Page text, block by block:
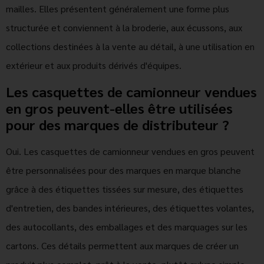
mailles. Elles présentent généralement une forme plus
structurée et conviennent à la broderie, aux écussons, aux
collections destinées à la vente au détail, à une utilisation en
extérieur et aux produits dérivés d'équipes.
Les casquettes de camionneur vendues
en gros peuvent-elles être utilisées
pour des marques de distributeur ?
Oui. Les casquettes de camionneur vendues en gros peuvent
être personnalisées pour des marques en marque blanche
grâce à des étiquettes tissées sur mesure, des étiquettes
d'entretien, des bandes intérieures, des étiquettes volantes,
des autocollants, des emballages et des marquages sur les
cartons. Ces détails permettent aux marques de créer un